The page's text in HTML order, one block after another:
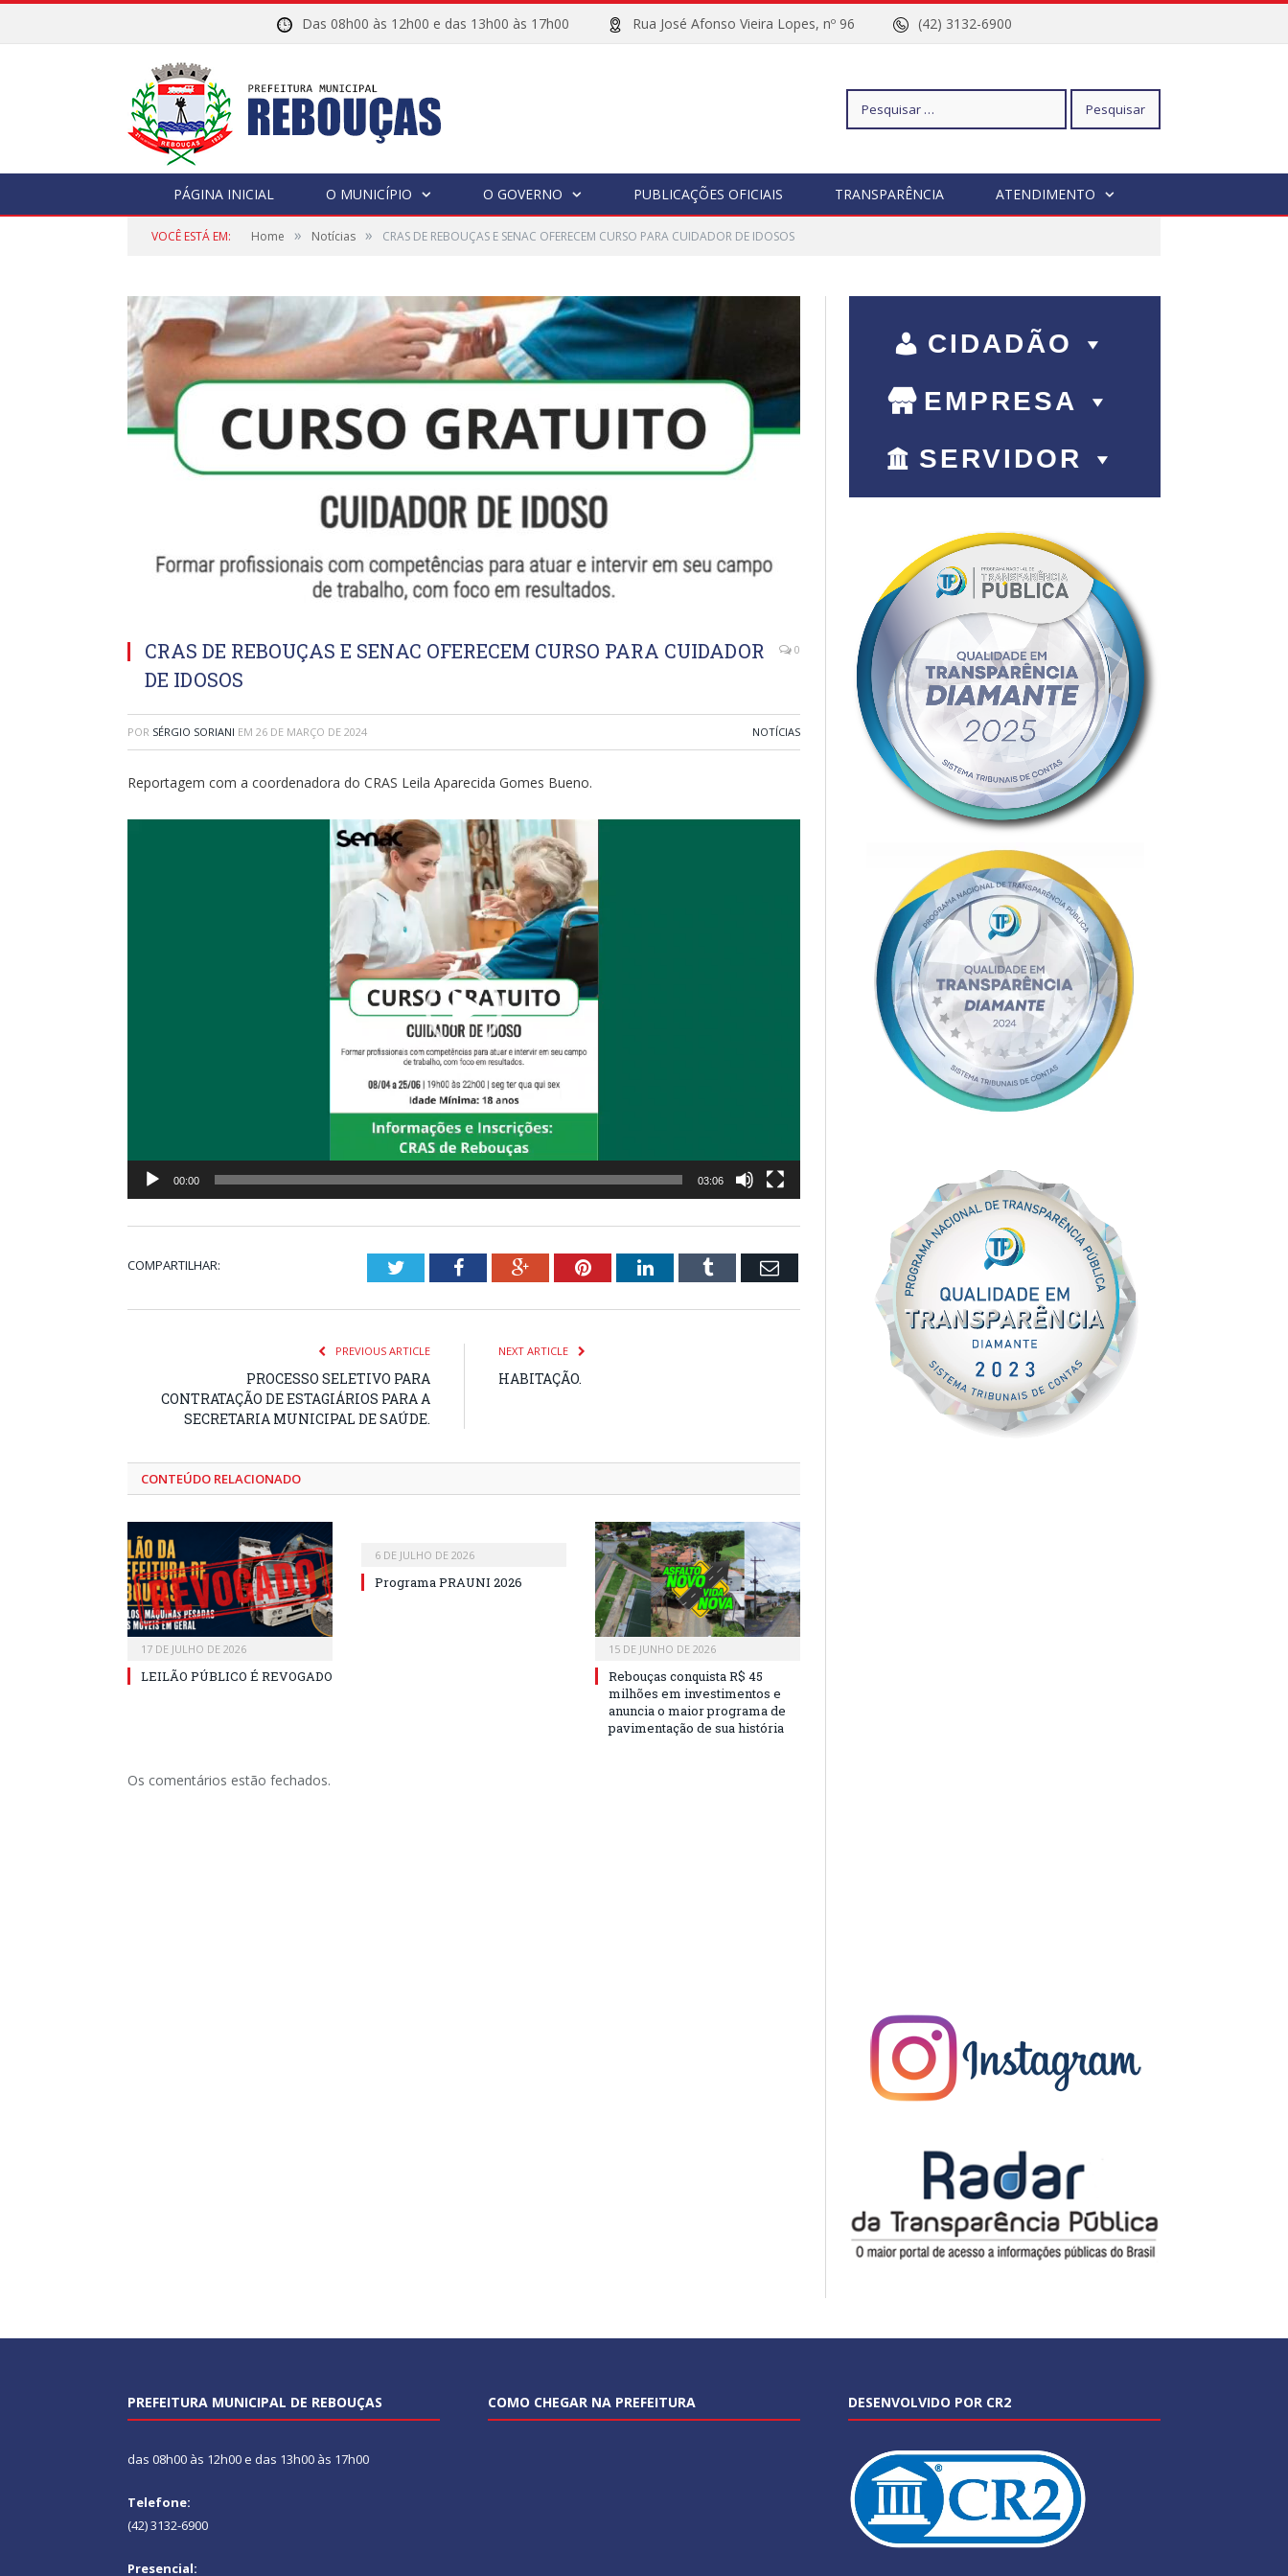
Das 08h00 às 12h00 e das 13h00 às 17h00 Rua José Afonso Vieira Lopes, nº 96 (42) 3132-6900
Pesquisar
PÁGINA INICIAL O MUNICÍPIO O GOVERNO PUBLICAÇÕES OFICIAIS TRANSPARÊNCIA ATENDIMENTO
VOCÊ ESTÁ EM: Home » Notícias » CRAS DE REBOUÇAS E SENAC OFERECEM CURSO PARA CUIDADOR DE IDOSOS
CRAS DE REBOUÇAS E SENAC OFERECEM CURSO PARA CUIDADOR
DE IDOSOS
0
POR SÉRGIO SORIANI EM 26 DE MARÇO DE 2024 NOTÍCIAS
Reportagem com a coordenadora do CRAS Leila Aparecida Gomes Bueno.
00:00 03:06
COMPARTILHAR: TwitterFacebookGoogle+PinterestLinkedInTumblr Email
PREVIOUS ARTICLE
PROCESSO SELETIVO PARA
CONTRATAÇÃO DE ESTAGIÁRIOS PARA A
SECRETARIA MUNICIPAL DE SAÚDE.
NEXT ARTICLE
HABITAÇÃO.
CONTEÚDO RELACIONADO
17 DE JULHO DE 2026
LEILÃO PÚBLICO É REVOGADO
6 DE JULHO DE 2026
Programa PRAUNI 2026
15 DE JUNHO DE 2026
Rebouças conquista R$ 45
milhões em investimentos e
anuncia o maior programa de
pavimentação de sua história
Os comentários estão fechados.
CIDADÃO
EMPRESA
SERVIDOR
PREFEITURA MUNICIPAL DE REBOUÇAS
das 08h00 às 12h00 e das 13h00 às 17h00
Telefone:
(42) 3132-6900
Presencial:
COMO CHEGAR NA PREFEITURA DESENVOLVIDO POR CR2